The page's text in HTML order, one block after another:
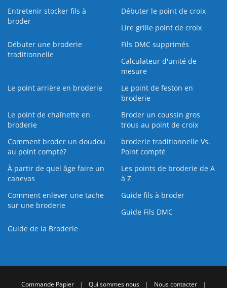
Entretenir stocker fils à
broder
Débuter le point de croix
Lire grille point de croix
Débuter une broderie
traditionnelle
Fils DMC supprimés
Calculateur d'unité de
mesure
Le point arrière en broderie
Le point de feston en
broderie
Le point de chaînette en
broderie
Broder un coussin gros
trous au point de croix
Comment broder un doudou
au point compté?
broderie traditionnelle Vs.
Point compté
À partir de quel âge faire un
canevas
Les points de broderie de A
à Z
Comment enlever une tache
sur une broderie
Guide fils à broder
Guide Fils DMC
Guide de la Broderie
Commande Papier | Qui sommes nous | Nous contacter |